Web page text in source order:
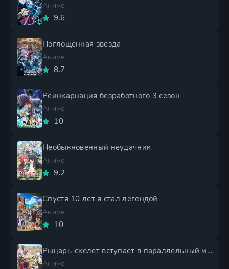
Аниме
9.6
Поглощённая звезда
Аниме
8.7
Реинкарнация безработного 3 сезон
Аниме
10
Необыкновенный неудачник
Аниме
9.2
Спустя 10 лет я стал легендой
Аниме
10
Рыцарь-скелет вступает в параллельный мир 2 сезон
Аниме